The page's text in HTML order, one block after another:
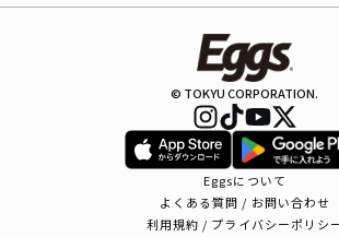
© TOKYU CORPORATION.
Eggsについて
よくある質問 / お問い合わせ
利用規約 / プライバシーポリシ